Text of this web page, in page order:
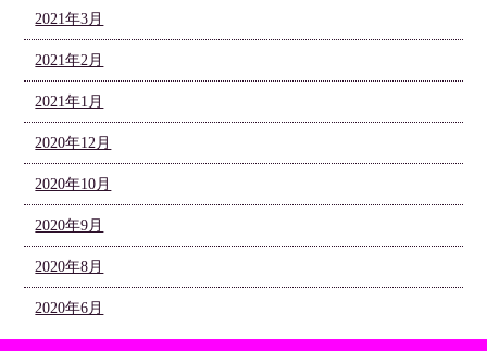
2021年3月
2021年2月
2021年1月
2020年12月
2020年10月
2020年9月
2020年8月
2020年6月